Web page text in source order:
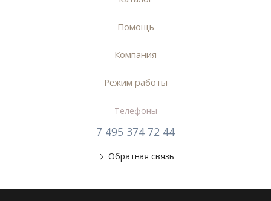
Помощь
Компания
Режим работы
Телефоны
7 495 374 72 44
Обратная связь